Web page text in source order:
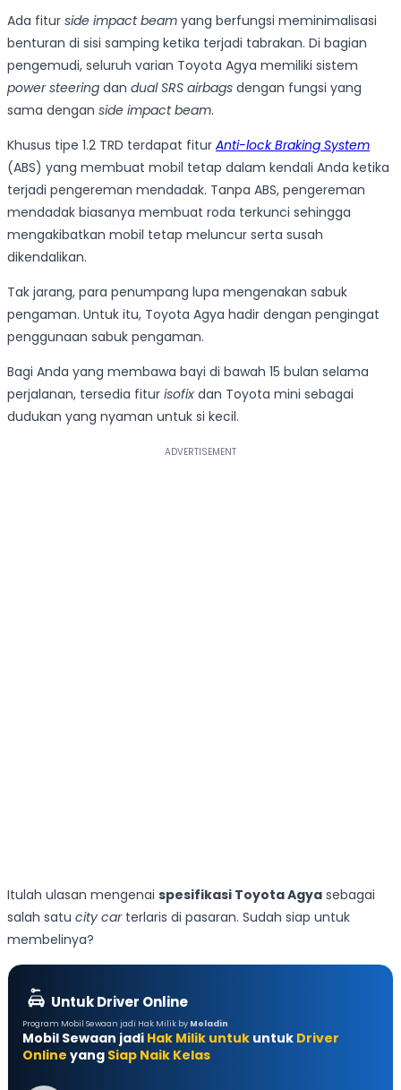
Ada fitur side impact beam yang berfungsi meminimalisasi
benturan di sisi samping ketika terjadi tabrakan. Di bagian
pengemudi, seluruh varian Toyota Agya memiliki sistem
power steering dan dual SRS airbags dengan fungsi yang
sama dengan side impact beam.
Khusus tipe 1.2 TRD terdapat fitur Anti-lock Braking System
(ABS) yang membuat mobil tetap dalam kendali Anda ketika
terjadi pengereman mendadak. Tanpa ABS, pengereman
mendadak biasanya membuat roda terkunci sehingga
mengakibatkan mobil tetap meluncur serta susah
dikendalikan.
Tak jarang, para penumpang lupa mengenakan sabuk
pengaman. Untuk itu, Toyota Agya hadir dengan pengingat
penggunaan sabuk pengaman.
Bagi Anda yang membawa bayi di bawah 15 bulan selama
perjalanan, tersedia fitur isofix dan Toyota mini sebagai
dudukan yang nyaman untuk si kecil.
Itulah ulasan mengenai spesifikasi Toyota Agya sebagai
salah satu city carterlaris di pasaran. Sudah siap untuk
membelinya?
Untuk Driver Online
Program Mobil Sewaan jadi Hak Milik by Moladin
Mobil Sewaan jadi Hak Milik untuk untuk Driver
Online yang Siap Naik Kelas